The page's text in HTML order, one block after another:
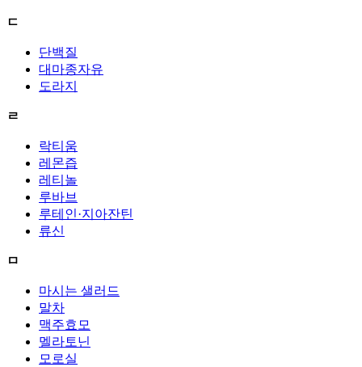
ㄷ
단백질
대마종자유
도라지
ㄹ
락티움
레몬즙
레티놀
루바브
루테인·지아잔틴
류신
ㅁ
마시는 샐러드
말차
맥주효모
멜라토닌
모로실